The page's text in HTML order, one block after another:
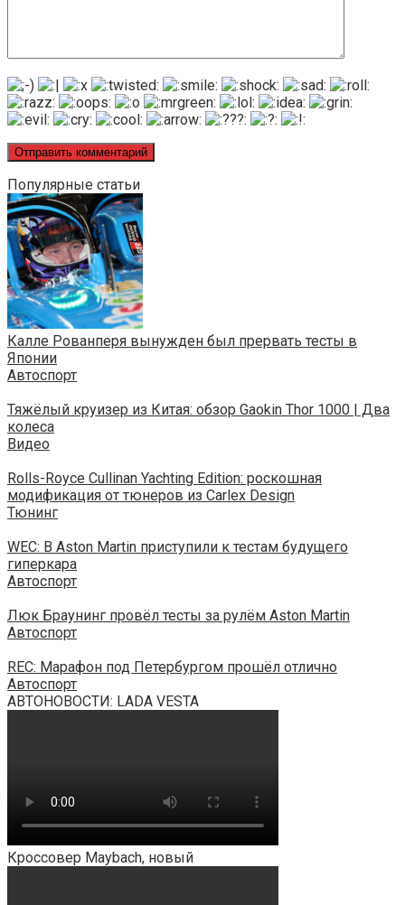
Популярные статьи
Калле Рованперя вынужден был прервать тесты в
Японии
Автоспорт
Тяжёлый круизер из Китая: обзор Gaokin Thor 1000 | Два
колеса
Видео
Rolls-Royce Cullinan Yachting Edition: роскошная
модификация от тюнеров из Carlex Design
Тюнинг
WEC: В Aston Martin приступили к тестам будущего
гиперкара
Автоспорт
Люк Браунинг провёл тесты за рулём Aston Martin
Автоспорт
REC: Марафон под Петербургом прошёл отлично
Автоспорт
АВТОНОВОСТИ: LADA VESTA
Кроссовер Maybach, новый